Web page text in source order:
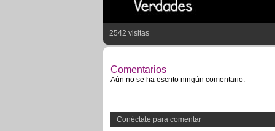
2542 visitas
Comentarios
Aún no se ha escrito ningún comentario.
Conéctate para comentar